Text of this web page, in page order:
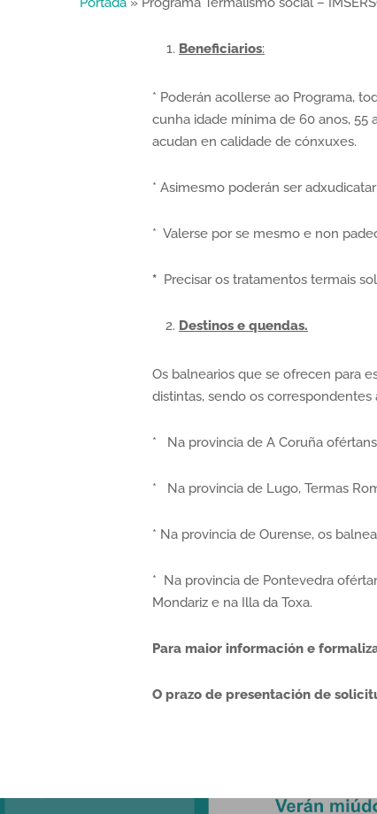
Beneficiarios:
* Poderán acollerse ao Programa,
cunha idade mínima de 60 anos,
acudan en calidade de cónxuxes.
* Asimesmo poderán ser
* Valerse por se mesmo e non
* Precisar os tratamentos termais
Destinos e quendas.
Os balnearios que se ofrecen para
distintas, sendo os correspondentes
* Na provincia de A Coruña
* Na provincia de Lugo, Termas
* Na provincia de Ourense, os
* Na provincia de Pontevedra
Mondariz e na Illa da Toxa.
Para maior información e
O prazo de presentación de